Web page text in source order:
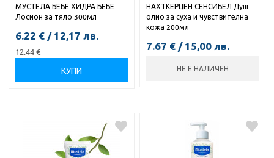
МУСТЕЛА БЕБЕ ХИДРА БЕБЕ
Лосион за тяло 300мл
6.22 € / 12,17 лв.
12.44€
КУПИ
НАХТКЕРЦЕН СЕНСИБЕЛ Душ-
олио за суха и чувствителна
кожа 200мл
7.67 € / 15,00 лв.
НЕ Е НАЛИЧЕН